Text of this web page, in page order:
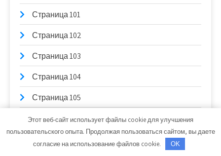
Страница 101
Страница 102
Страница 103
Страница 104
Страница 105
Страница 106
Этот веб-сайт использует файлы cookie для улучшения
пользовательского опыта. Продолжая пользоваться сайтом, вы даете
согласие на использование файлов cookie.
OK